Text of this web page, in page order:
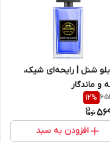
شنل | رایحه‌ای شیک،
و ماندگار
12%
افزودن به سبد